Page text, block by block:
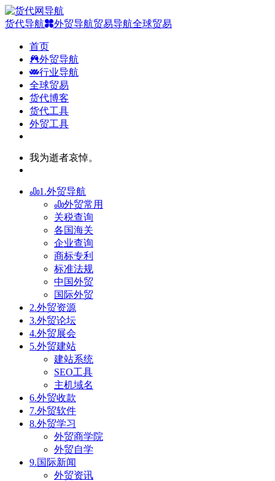
货代导航 外贸导航贸易导航全球贸易
首页
外贸导航
行业导航
全球贸易
货代博客
货代工具
外贸工具
我为逝者哀悼。
1.外贸导航
外贸常用
关税查询
各国海关
企业查询
商标专利
标准法规
中国外贸
国际外贸
2.外贸资源
3.外贸论坛
4.外贸展会
5.外贸建站
建站系统
SEO工具
主机域名
6.外贸收款
7.外贸软件
8.外贸学习
外贸商学院
外贸自学
9.国际新闻
外贸资讯